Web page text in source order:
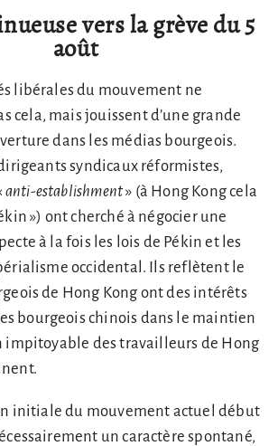
vers la grève du 5
août
libérales du mouvement ne
cela, mais jouissent d’une grande
dans les médias bourgeois.
syndicaux réformistes,
anti-establishment» (à Hong Kong cela
») ont cherché à négocier une
à la fois les lois de Pékin et les
occidental. Ils reflètent le
de Hong Kong ont des intérêts
bourgeois chinois dans le maintien
impitoyable des travailleurs de Hong
initiale du mouvement actuel début
un caractère spontané,